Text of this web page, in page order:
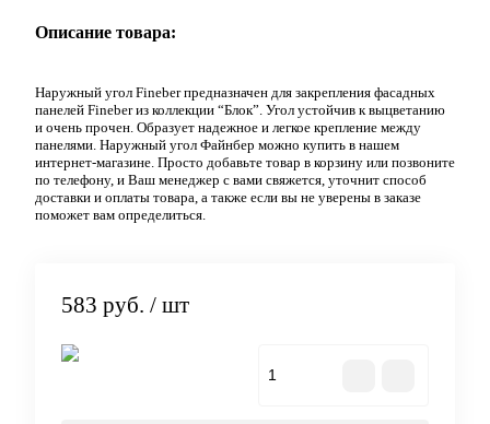
Описание товара:
Наружный угол Fineber предназначен для закрепления фасадных
панелей Fineber из коллекции “Блок”. Угол устойчив к выцветанию
и очень прочен. Образует надежное и легкое крепление между
панелями. Наружный угол Файнбер можно купить в нашем
интернет-магазине. Просто добавьте товар в корзину или позвоните
по телефону, и Ваш менеджер с вами свяжется, уточнит способ
доставки и оплаты товара, а также если вы не уверены в заказе
поможет вам определиться.
583 руб. / шт